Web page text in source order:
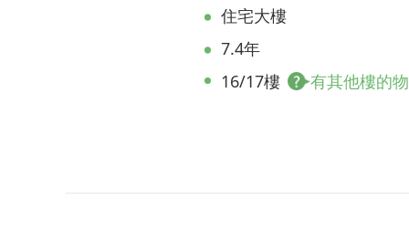
住宅大樓
7.4年
16/17樓
有其他樓的